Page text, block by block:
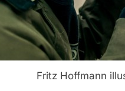
Fritz Hoffmann